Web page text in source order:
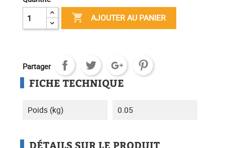
 AJOUTER AU PANIER
Partager
FICHE TECHNIQUE
Poids (kg) 0.05
DÉTAILS SUR LE PRODUIT